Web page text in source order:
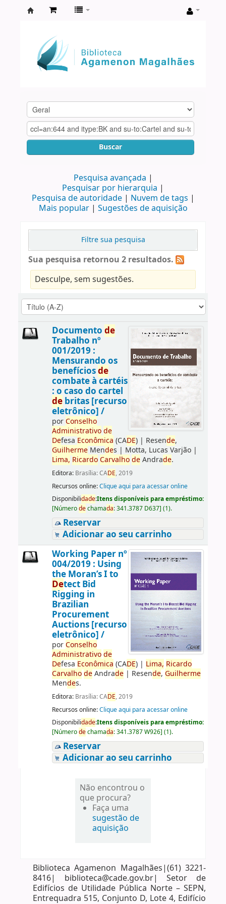
Agamenon
Magalhães
Buscar
Pesquisa avançada
Pesquisar por hierarquia
Pesquisa de autoridade
Nuvem de tags
Mais popular
Sugestões de aquisição
Filtre sua pesquisa
Sua pesquisa retornou 2 resultados.
Desculpe, sem sugestões.
Documento de
Trabalho nº
001/2019 :
Mensurando os
benefíciosde
combate à cartéis
: o caso do cartel
debritas [recurso
eletrônico] /
porConselho
Administrativo de
Defesa Econômica (CADE)| Resende,
GuilhermeMendes | Motta, Lucas Varjão|
Lima, Ricardo Carvalho deAndrade.
Editora: Brasília: CADE, 2019
Recursos online:Clique aqui para acessar online
Disponibilidade:Itens disponíveis para empréstimo:
[Númerodechamada:341.3787 D637] (1).
Reservar
Adicionar ao seu carrinho
Working Paper nº
004/2019 : Using
the Moran’s I to
Detect Bid
Rigging in
Brazilian
Procurement
Auctions [recurso
eletrônico] /
porConselho
Administrativo de
Defesa Econômica (CADE)| Lima, Ricardo
Carvalho deAndrade| Resende, Guilherme
Mendes.
Editora: Brasília: CADE, 2019
Recursos online:Clique aqui para acessar online
Disponibilidade:Itens disponíveis para empréstimo:
[Númerodechamada:341.3787 W926] (1).
Reservar
Adicionar ao seu carrinho
Não encontrou o
que procura?
Faça uma
sugestão de
aquisição
Biblioteca Agamenon Magalhães|(61) 3221-
8416| biblioteca@cade.gov.br| Setor de
Edifícios de Utilidade Pública Norte – SEPN,
Entrequadra 515, Conjunto D, Lote 4, Edifício